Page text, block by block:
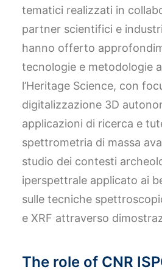
tematici realizzati in
partner scientifici e
hanno offerto
tecnologie e metodologie
l’Heritage Science, con
digitalizzazione 3D
applicazioni di ricerca e
spettrometria di massa
studio dei contesti
iperspettrale applicato ai
sulle tecniche
e XRF attraverso
The role of CNR